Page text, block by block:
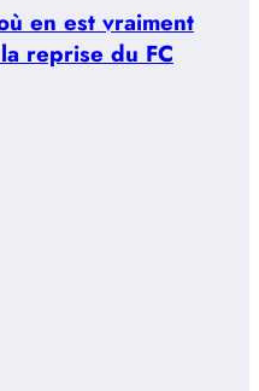
en est vraiment
reprise du FC